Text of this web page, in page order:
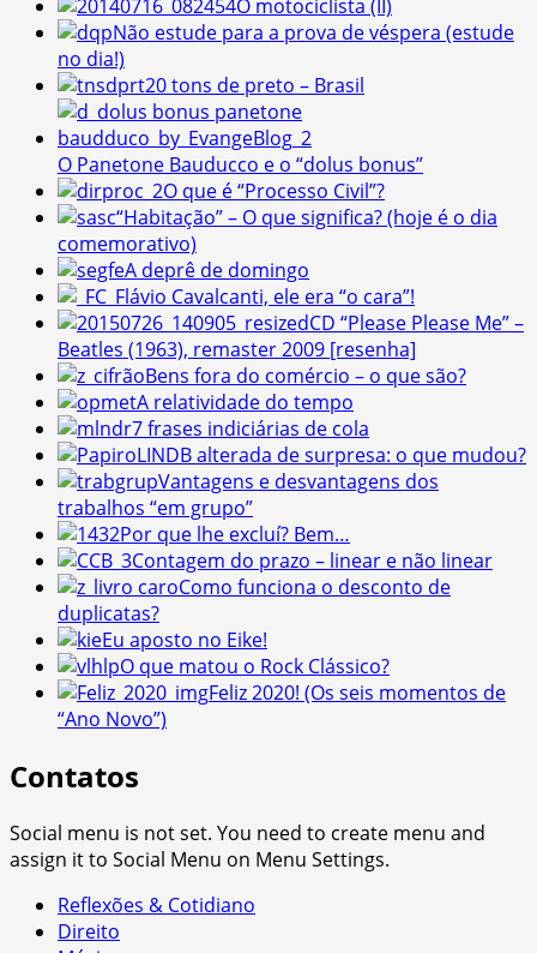
O motociclista (II)
Não estude para a prova de véspera (estude
no dia!)
20 tons de preto – Brasil
O Panetone Bauducco e o “dolus bonus”
O que é “Processo Civil”?
“Habitação” – O que significa? (hoje é o dia
comemorativo)
A deprê de domingo
Flávio Cavalcanti, ele era “o cara”!
CD “Please Please Me” –
Beatles (1963), remaster 2009 [resenha]
Bens fora do comércio – o que são?
A relatividade do tempo
7 frases indiciárias de cola
LINDB alterada de surpresa: o que mudou?
Vantagens e desvantagens dos
trabalhos “em grupo”
Por que lhe excluí? Bem…
Contagem do prazo – linear e não linear
Como funciona o desconto de
duplicatas?
Eu aposto no Eike!
O que matou o Rock Clássico?
Feliz 2020! (Os seis momentos de
“Ano Novo”)
Contatos
Social menu is not set. You need to create menu and
assign it to Social Menu on Menu Settings.
Reflexões & Cotidiano
Direito